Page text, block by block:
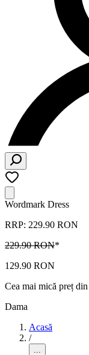
Wordmark Dress
RRP: 229.90 RON
229.90 RON*
129.90 RON
Cea mai mică preț
Dama
Acasă
/
...